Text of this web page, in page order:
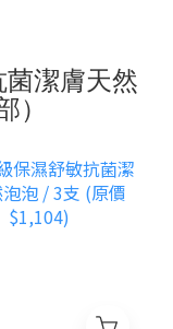
潔膚天然
）